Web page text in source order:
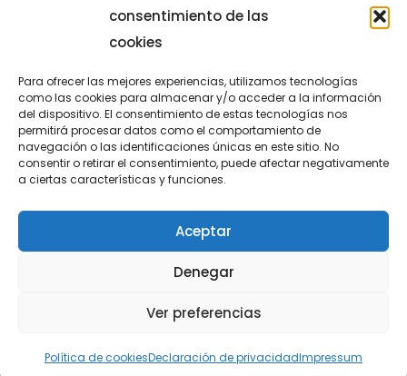
consentimiento de las
cookies
Para ofrecer las mejores experiencias, utilizamos tecnologías
como las cookies para almacenar y/o acceder a la información
del dispositivo. El consentimiento de estas tecnologías nos
permitirá procesar datos como el comportamiento de
navegación o las identificaciones únicas en este sitio. No
consentir o retirar el consentimiento, puede afectar negativamente
a ciertas características y funciones.
Aceptar
Denegar
Ver preferencias
Política de cookiesDeclaración de privacidadImpressum
LUCENTUM
ALICANTE
CONTACTO
@FundaciónLucentum página oficial
Aviso legal|Política de Cookies|Privacidad